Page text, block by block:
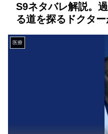
S9ネタバレ解説。
る道を探るドクター
医療